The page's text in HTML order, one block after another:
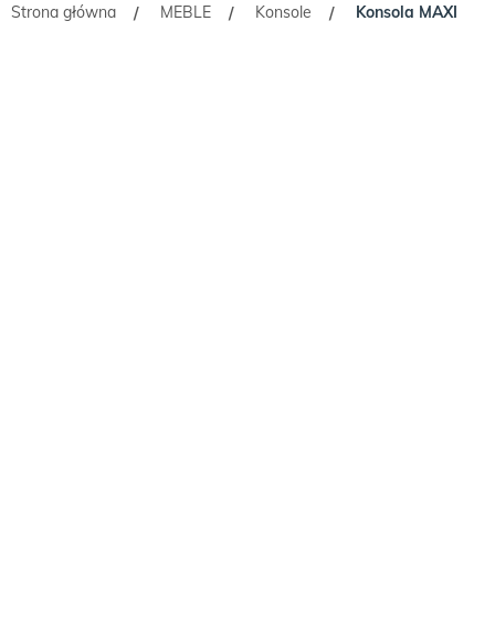
Strona główna / MEBLE / Konsole / Konsola MAXI